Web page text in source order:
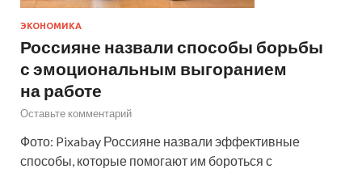
ЭКОНОМИКА
Россияне назвали способы борьбы
с эмоциональным выгоранием
на работе
Оставьте комментарий
Фото: Pixabay Россияне назвали эффективные
способы, которые помогают им бороться с